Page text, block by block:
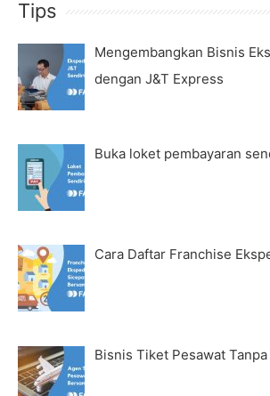
Tips
Mengembangkan Bisnis
dengan J&T Express
Buka loket pembayaran
Cara Daftar Franchise
Bisnis Tiket Pesawat